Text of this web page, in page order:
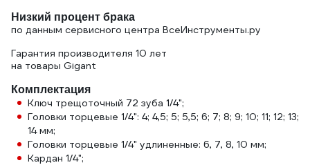
Низкий процент брака
по данным сервисного центра ВсеИнструменты.ру
Гарантия производителя 10 лет
на товары Gigant
Комплектация
Ключ трещоточный 72 зуба 1/4";
Головки торцевые 1/4": 4; 4,5; 5; 5,5; 6; 7; 8; 9; 10; 11; 12; 13;
14 мм;
Головки торцевые 1/4" удлиненные: 6, 7, 8, 10 мм;
Кардан 1/4";